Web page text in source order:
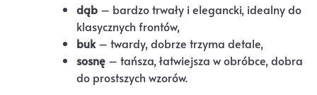
dąb – bardzo trwały i elegancki, idealny do
klasycznych frontów,
buk– twardy, dobrze trzyma detale,
sosnę – tańsza, łatwiejsza w obróbce, dobra
do prostszych wzorów.